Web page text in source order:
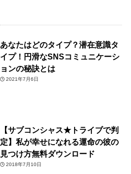
あなたはどのタイプ？潜在意識タ
イプ！円滑なSNSコミュニケーシ
ョンの秘訣とは
2021年7月6日
【サブコンシャス★トライブで判
定】私が幸せになれる運命の彼の
見つけ方無料ダウンロード
2018年7月10日